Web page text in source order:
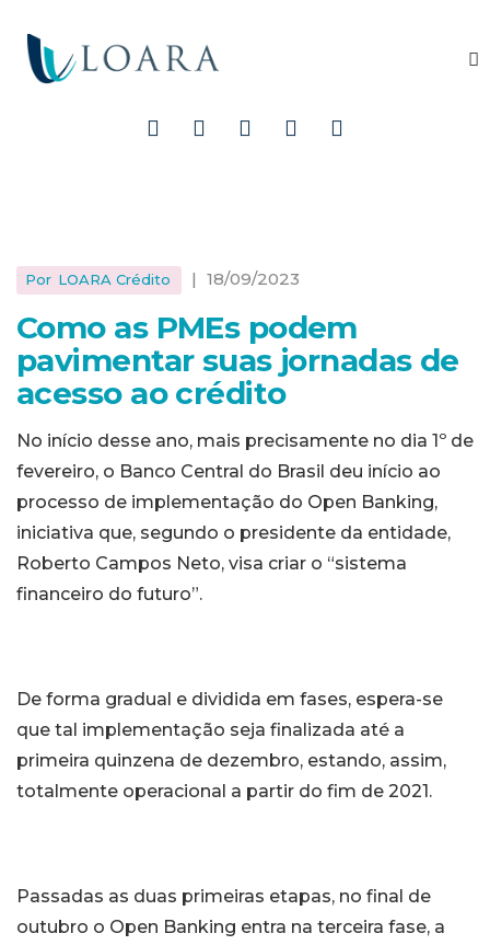
Por LOARA Crédito | 18/09/2023
Como as PMEs podem
pavimentar suas jornadas de
acesso ao crédito
No início desse ano, mais precisamente no dia 1º de
fevereiro, o Banco Central do Brasil deu início ao
processo de implementação do Open Banking,
iniciativa que, segundo o presidente da entidade,
Roberto Campos Neto, visa criar o “sistema
financeiro do futuro”.
De forma gradual e dividida em fases, espera-se
que tal implementação seja finalizada até a
primeira quinzena de dezembro, estando, assim,
totalmente operacional a partir do fim de 2021.
Passadas as duas primeiras etapas, no final de
outubro o Open Banking entra na terceira fase, a